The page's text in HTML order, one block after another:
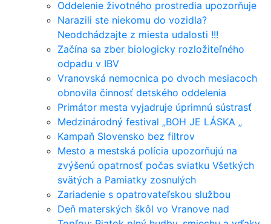
Oddelenie životného prostredia upozorňuje
Narazili ste niekomu do vozidla?
Neodchádzajte z miesta udalosti !!!
Začína sa zber biologicky rozložiteľného
odpadu v IBV
Vranovská nemocnica po dvoch mesiacoch
obnovila činnosť detského oddelenia
Primátor mesta vyjadruje úprimnú sústrasť
Medzinárodný festival „BOH JE LÁSKA „
Kampaň Slovensko bez filtrov
Mesto a mestská polícia upozorňujú na
zvýšenú opatrnosť počas sviatku Všetkých
svätých a Pamiatky zosnulých
Zariadenie s opatrovateľskou službou
Deň materských škôl vo Vranove nad